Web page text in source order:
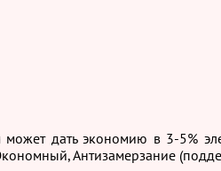
дать экономию в 3-5%
Антизамерзание